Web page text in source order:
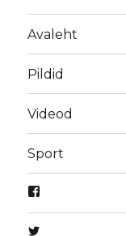
Avaleht
Pildid
Videod
Sport